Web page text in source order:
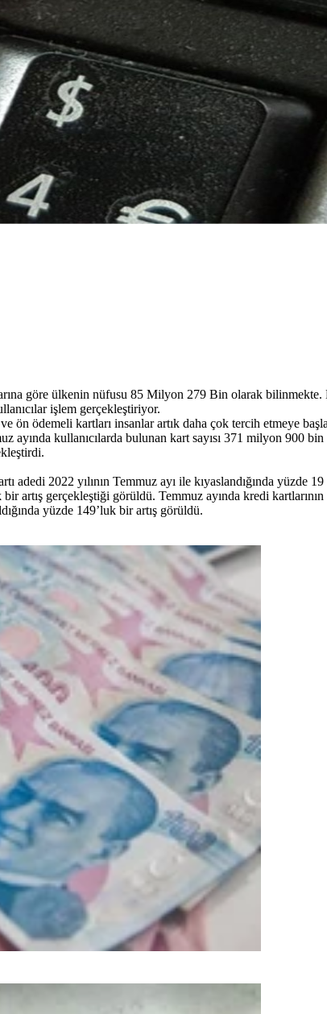
göre ülkenin nüfusu 85 Milyon 279 Bin olarak
işlem gerçekleştiriyor.
ön ödemeli kartları insanlar artık daha çok tercih etmeye
kullanıcılarda bulunan kart sayısı 371 milyon 900
2022 yılının Temmuz ayı ile kıyaslandığında yüzde
bir artış gerçekleştiği görüldü. Temmuz ayında kredi
yüzde 149’luk bir artış görüldü.